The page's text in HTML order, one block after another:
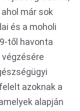
már sok
és a moholi
től havonta
azoknak a
alapján